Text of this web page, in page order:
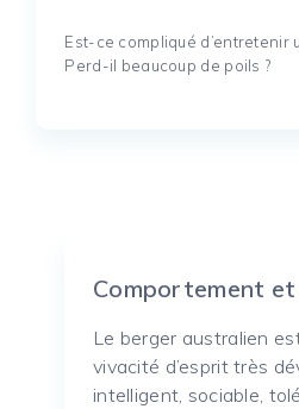
Est-ce compliqué d’entretenir
Perd-il beaucoup de poils ?
Comportement
Le berger australien
vivacité d’esprit très
intelligent, sociable,